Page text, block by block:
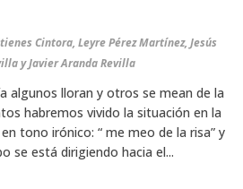
Cintora, Leyre Pérez Martínez, Jesús
y Javier Aranda Revilla
algunos lloran y otros se mean de la
habremos vivido la situación en la
tono irónico: “ me meo de la risa” y
se está dirigiendo hacia el...